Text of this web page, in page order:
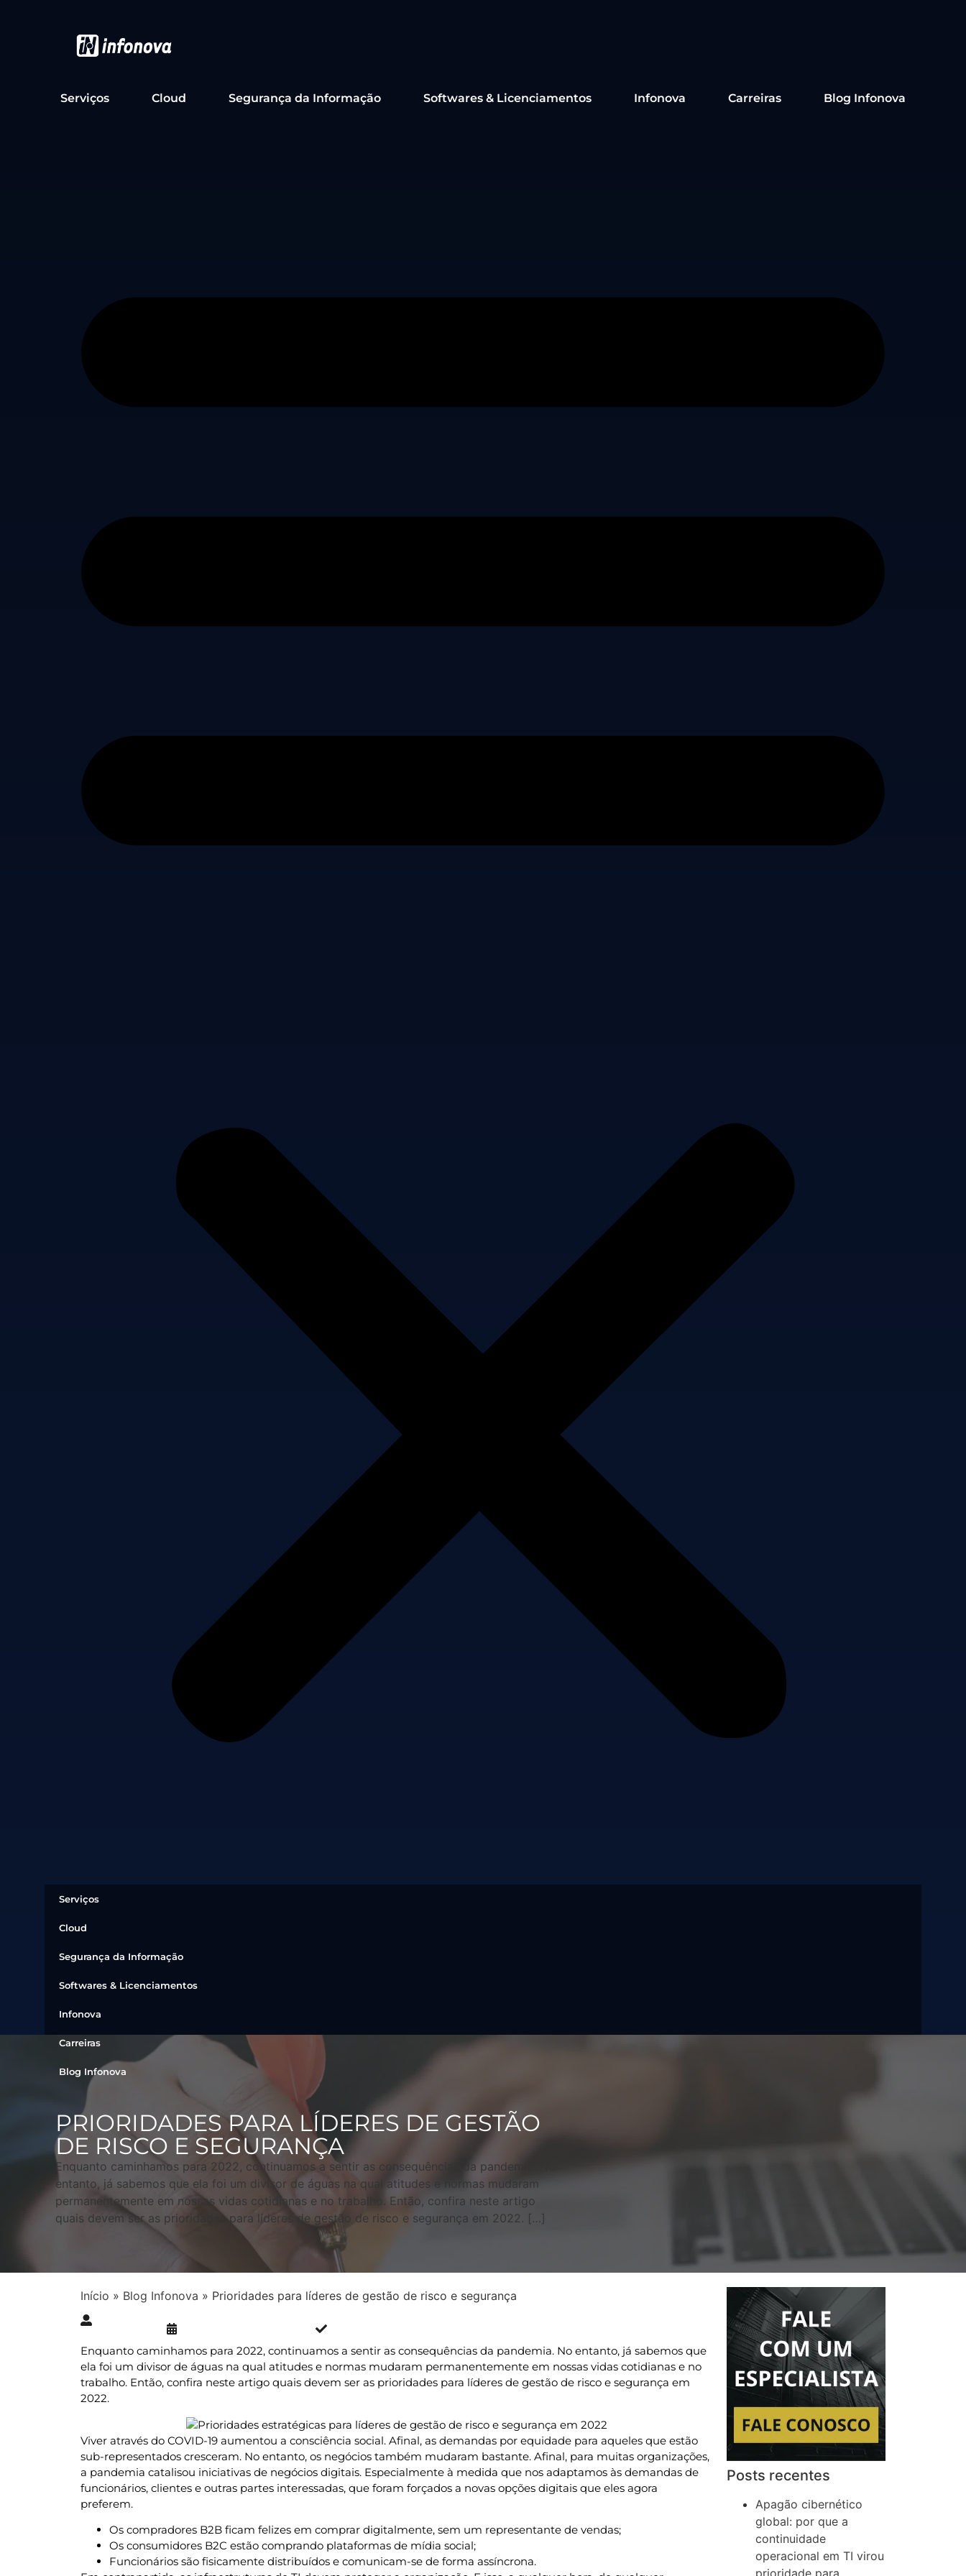
Serviços Cloud Segurança da Informação Softwares & Licenciamentos Infonova Carreiras Blog Infonova
Serviços
Cloud
Segurança da Informação
Softwares & Licenciamentos
Infonova
Carreiras
Blog Infonova
PRIORIDADES PARA LÍDERES DE GESTÃO
DE RISCO E SEGURANÇA
Enquanto caminhamos para 2022, continuamos a sentir as consequências da pandemia. No
entanto, já sabemos que ela foi um divisor de águas na qual atitudes e normas mudaram
permanentemente em nossas vidas cotidianas e no trabalho. Então, confira neste artigo
quais devem ser as prioridades para líderes de gestão de risco e segurança em 2022. […]
Início » Blog Infonova » Prioridades para líderes de gestão de risco e segurança
Enquanto caminhamos para 2022, continuamos a sentir as consequências da pandemia. No entanto, já sabemos que
ela foi um divisor de águas na qual atitudes e normas mudaram permanentemente em nossas vidas cotidianas e no
trabalho. Então, confira neste artigo quais devem ser as prioridades para líderes de gestão de risco e segurança em
2022.
Viver através do COVID-19 aumentou a consciência social. Afinal, as demandas por equidade para aqueles que estão
sub-representados cresceram. No entanto, os negócios também mudaram bastante. Afinal, para muitas organizações,
a pandemia catalisou iniciativas de negócios digitais. Especialmente à medida que nos adaptamos às demandas de
funcionários, clientes e outras partes interessadas, que foram forçados a novas opções digitais que eles agora
preferem.
Os compradores B2B ficam felizes em comprar digitalmente, sem um representante de vendas;
Os consumidores B2C estão comprando plataformas de mídia social;
Funcionários são fisicamente distribuídos e comunicam-se de forma assíncrona.
Posts recentes
Apagão cibernético
global: por que a
continuidade
operacional em TI virou